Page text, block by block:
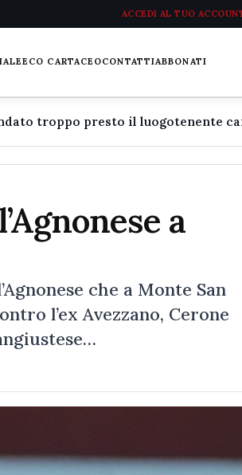
ACCEDI AL TUO
ECO CARTACEOCONTATTIABBONATI
a
che a Monte San
l’ex Avezzano, Cerone